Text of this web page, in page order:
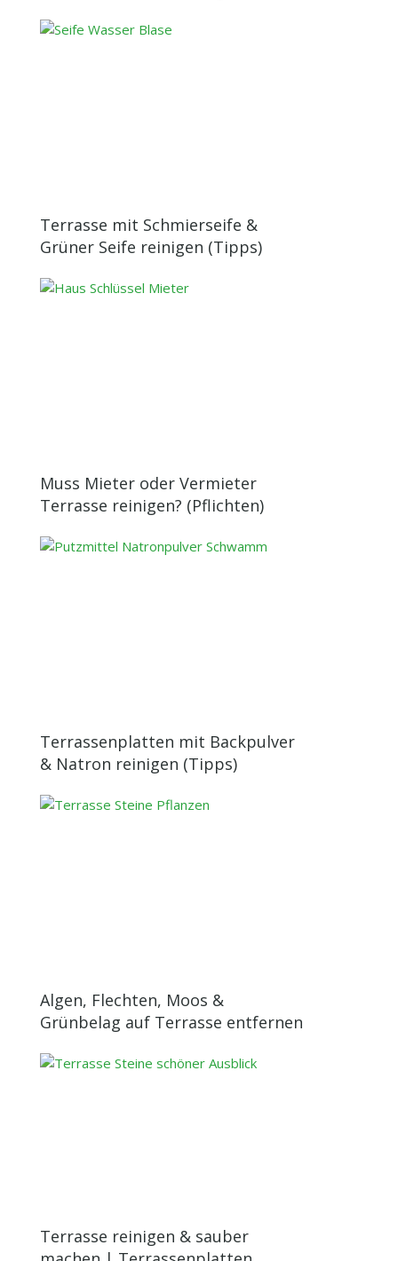
Terrasse mit Schmierseife &
Grüner Seife reinigen (Tipps)
Muss Mieter oder Vermieter
Terrasse reinigen? (Pflichten)
Terrassenplatten mit Backpulver
& Natron reinigen (Tipps)
Algen, Flechten, Moos &
Grünbelag auf Terrasse entfernen
Terrasse reinigen & sauber